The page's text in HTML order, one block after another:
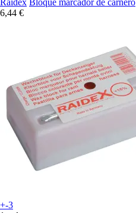
Raidex Bloque marcador de carnero
6,44 €
+-3